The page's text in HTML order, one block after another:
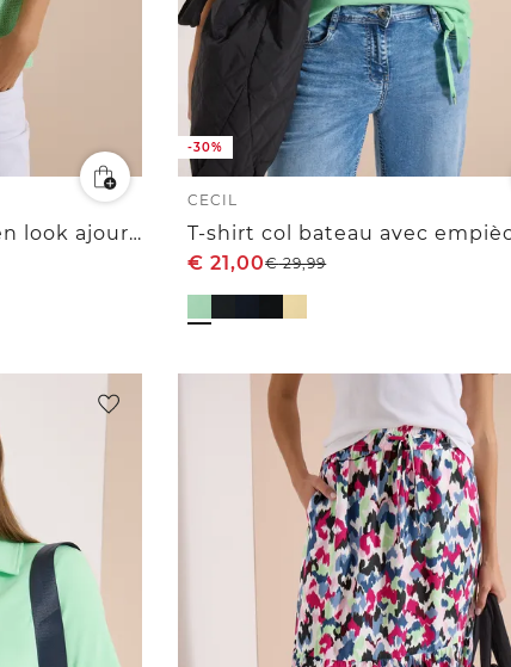
T-shirt avec boatneck en look ajouré
-30%
CECIL
€ 21,00€29,99